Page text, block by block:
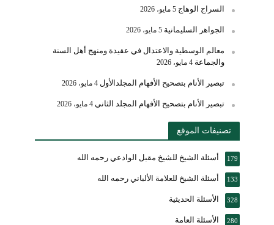
السراج الوهاج 5 مايو، 2026
الجواهر السليمانية 5 مايو، 2026
معالم الوسطية والاعتدال في عقيدة ومنهج أهل السنة
والجماعة 4 مايو، 2026
تبصير الأنام بتصحيح الأفهام المجلدالأول 4 مايو، 2026
تبصير الأنام بتصحيح الأفهام المجلد الثاني 4 مايو، 2026
تصنيفات الموقع
أسئلة الشيخ للشيخ مقبل الوادعي رحمه الله 179
أسئلة الشيخ للعلامة الألباني رحمه الله 133
الأسئلة الحديثية 328
الأسئلة العامة 280